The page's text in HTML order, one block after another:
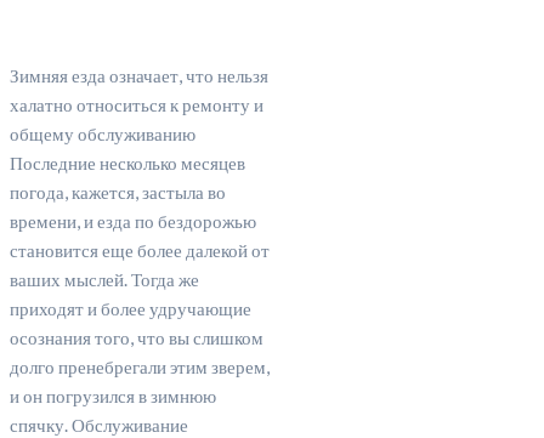
Зимняя езда означает, что нельзя
халатно относиться к ремонту и
общему обслуживанию
Последние несколько месяцев
погода, кажется, застыла во
времени, и езда по бездорожью
становится еще более далекой от
ваших мыслей. Тогда же
приходят и более удручающие
осознания того, что вы слишком
долго пренебрегали этим зверем,
и он погрузился в зимнюю
спячку. Обслуживание